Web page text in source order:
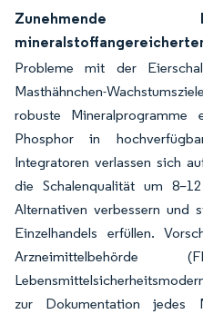
Zunehmende
Probleme mit der
Masthähnchen-
robuste Mineralprogramme
Phosphor in
Integratoren verlassen sich
die Schalenqualität um
Alternativen verbessern und
Einzelhandels erfüllen.
zur Dokumentation jedes